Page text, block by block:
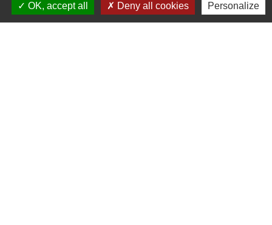
OK, accept all
Deny all cookies Personalize